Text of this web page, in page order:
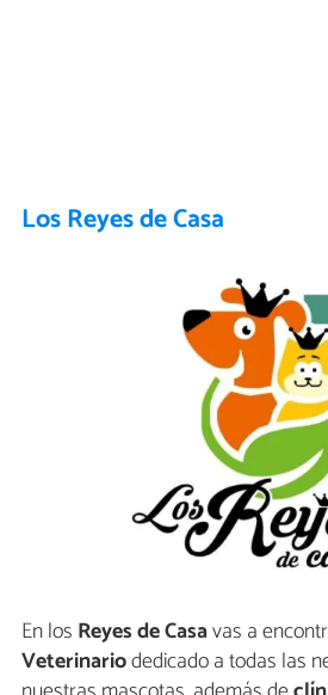
Los Reyes de Casa
En los Reyes de Casavas a
Veterinariodedicado a todas las